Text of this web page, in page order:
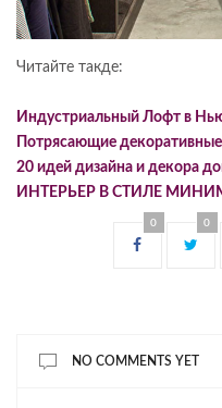
Читайте такде:
Индустриальный Лофт в
Потрясающие
20 идей дизайна и декора
ИНТЕРЬЕР В СТИЛЕ
0 0
NO COMMENTS YET